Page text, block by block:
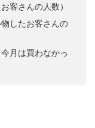
客さんの人数）
したお客さんの
月は買わなかっ